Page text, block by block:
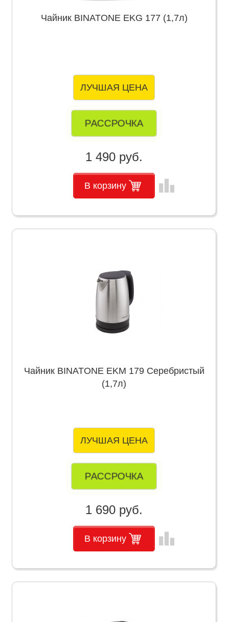
Чайник BINATONE EKG 177 (1,7л)
ЛУЧШАЯ ЦЕНА
РАССРОЧКА
1 490 руб.
В корзину leaderboard
Чайник BINATONE EKM 179 Серебристый
(1,7л)
ЛУЧШАЯ ЦЕНА
РАССРОЧКА
1 690 руб.
В корзину leaderboard